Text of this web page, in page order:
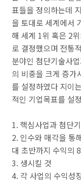
표들을 정의하는데
을 토대로 세계에서
해 세계 1위 혹은 2
로 결정했으며 전통
분야인 첨단기술사
의 비중을 크게 증가
를 설정하였다 지이
적인 기업목표를 설
1. 핵심사업과 첨단
2. 인수와 매각을 통
대 초반까지 수익의
3. 생시킬 것
4. 각 사업의 수익성